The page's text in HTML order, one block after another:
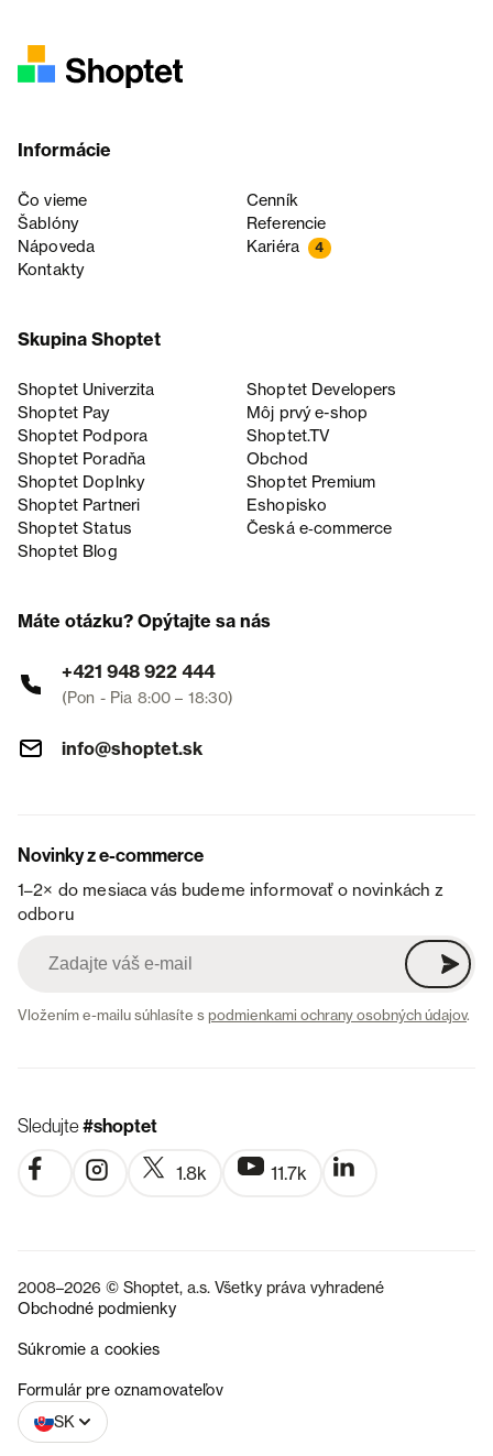
Informácie
Čo vieme
Cenník
Šablóny
Referencie
Nápoveda
Kariéra 4
Kontakty
Skupina Shoptet
Shoptet Univerzita
Shoptet Developers
Shoptet Pay
Môj prvý e-shop
Shoptet Podpora
Shoptet.TV
Shoptet Poradňa
Obchod
Shoptet Doplnky
Shoptet Premium
Shoptet Partneri
Eshopisko
Shoptet Status
Česká e‑commerce
Shoptet Blog
Máte otázku? Opýtajte sa nás
+421 948 922 444
(Pon - Pia 8:00 – 18:30)
info@shoptet.sk
Novinky z e-commerce
1–2× do mesiaca vás budeme informovať o novinkách z
odboru
Vložením e-mailu súhlasíte spodmienkami ochrany osobných údajov.
Sledujte#shoptet
1.8k 11.7k
2008–2026 © Shoptet, a.s. Všetky práva vyhradené
Obchodné podmienky
Súkromie a cookies
Formulár pre oznamovateľov
SK